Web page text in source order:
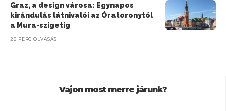
Graz, a design városa: Egynapos
kirándulás látnivalói az Óratoronytól
a Mura-szigetig
28 PERC OLVASÁS
Vajon most merre járunk?